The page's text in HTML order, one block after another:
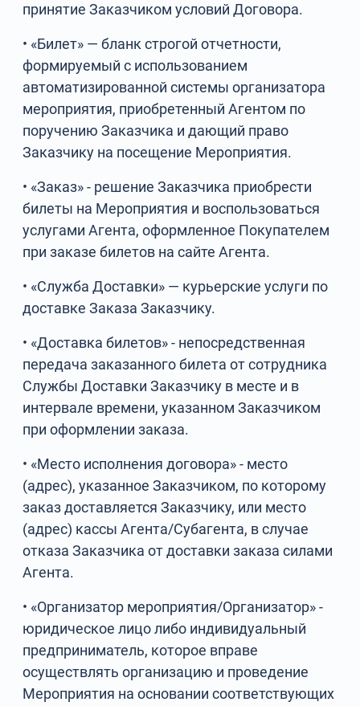
принятие Заказчиком условий Договора.
• «Билет» — бланк строгой отчетности,
формируемый с использованием
автоматизированной системы организатора
мероприятия, приобретенный Агентом по
поручению Заказчика и дающий право
Заказчику на посещение Мероприятия.
• «Заказ» - решение Заказчика приобрести
билеты на Мероприятия и воспользоваться
услугами Агента, оформленное Покупателем
при заказе билетов на сайте Агента.
• «Служба Доставки» — курьерские услуги по
доставке Заказа Заказчику.
• «Доставка билетов» - непосредственная
передача заказанного билета от сотрудника
Службы Доставки Заказчику в месте и в
интервале времени, указанном Заказчиком
при оформлении заказа.
• «Место исполнения договора» - место
(адрес), указанное Заказчиком, по которому
заказ доставляется Заказчику, или место
(адрес) кассы Агента/Субагента, в случае
отказа Заказчика от доставки заказа силами
Агента.
• «Организатор мероприятия/Организатор» -
юридическое лицо либо индивидуальный
предприниматель, которое вправе
осуществлять организацию и проведение
Мероприятия на основании соответствующих